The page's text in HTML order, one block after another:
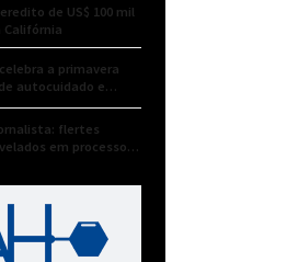
de US$ 100 mil
a primavera
autocuidado e
flertes
em processo